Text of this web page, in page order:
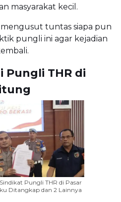
masyarakat kecil.
tuntas siapa pun
pungli ini agar kejadian
Pungli THR di
Pungli THR di Pasar
Ditangkap dan 2 Lainnya